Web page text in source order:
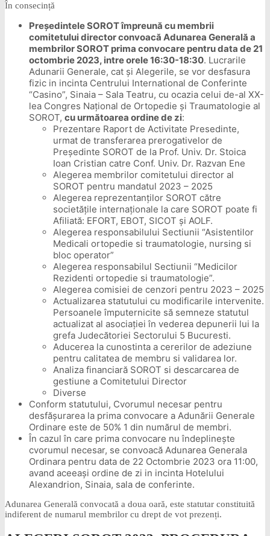
În consecință
Președintele SOROT împreună cu membrii
comitetului director convoacă Adunarea Generală a
membrilor SOROT prima convocare pentru data de 21
octombrie 2023, intre orele 16:30-18:30. Lucrarile
Adunarii Generale, cat și Alegerile, se vor desfasura
fizic in incinta Centrului International de Conferinte
“Casino”, Sinaia – Sala Teatru, cu ocazia celui de-al XX-
lea Congres Național de Ortopedie și Traumatologie al
SOROT, cu următoarea ordine de zi:
Prezentare Raport de Activitate Presedinte,
urmat de transferarea prerogativelor de
Președinte SOROT de la Prof. Univ. Dr. Stoica
Ioan Cristian catre Conf. Univ. Dr. Razvan Ene
Alegerea membrilor comitetului director al
SOROT pentru mandatul 2023 – 2025
Alegerea reprezentanților SOROT către
societățile internaționale la care SOROT poate fi
Afiliată: EFORT, EBOT, SICOT și AOLF.
Alegerea responsabilului Sectiunii “Asistentilor
Medicali ortopedie si traumatologie, nursing si
bloc operator”
Alegerea responsabilul Sectiunii “Medicilor
Rezidenti ortopedie si traumatologie”.
Alegerea comisiei de cenzori pentru 2023 – 2025
Actualizarea statutului cu modificarile intervenite.
Persoanele împuternicite să semneze statutul
actualizat al asociației în vederea depunerii lui la
grefa Judecătoriei Sectorului 5 Bucuresti.
Aducerea la cunostinta a cererilor de adeziune
pentru calitatea de membru si validarea lor.
Analiza financiară SOROT si descarcarea de
gestiune a Comitetului Director
Diverse
Conform statutului, Cvorumul necesar pentru
desfășurarea la prima convocare a Adunării Generale
Ordinare este de 50% 1 din numărul de membri.
În cazul în care prima convocare nu îndeplinește
cvorumul necesar, se convoacă Adunarea Generala
Ordinara pentru data de 22 Octombrie 2023 ora 11:00,
avand aceeași ordine de zi in incinta Hotelului
Alexandrion, Sinaia, sala de conferinte.
Adunarea Generală convocată a doua oară, este statutar constituită
indiferent de numarul membrilor cu drept de vot prezenți.